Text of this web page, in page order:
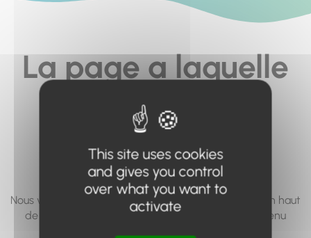
La page a laquelle
vous cherchez à
accéder n'existe
pas... ou plus.
Nous vous invitons à utiliser le moteur de recherche en haut
de page, ou à utiliser le menu pour trouver le contenu
This site uses cookies
and gives you control
over what you want to
activate